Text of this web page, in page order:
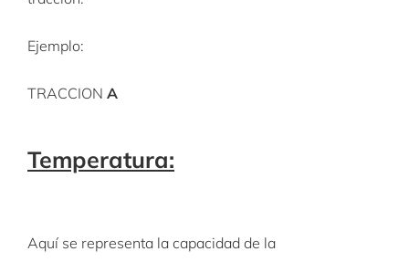
Ejemplo:
TRACCION A
Temperatura:
Aquí se representa la capacidad de la